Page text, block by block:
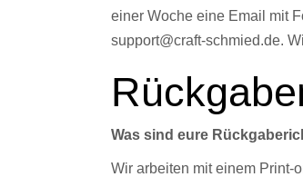
einer Woche eine Email mit
support@craft-schmied.de.
Was sind eure
Wir arbeiten mit einem Print-